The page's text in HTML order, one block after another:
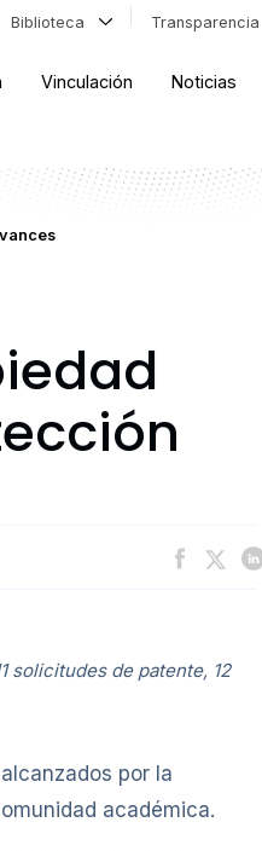
Biblioteca Transparencia
Vinculación Noticias
solicitudes de patente, 12
por la
académica.